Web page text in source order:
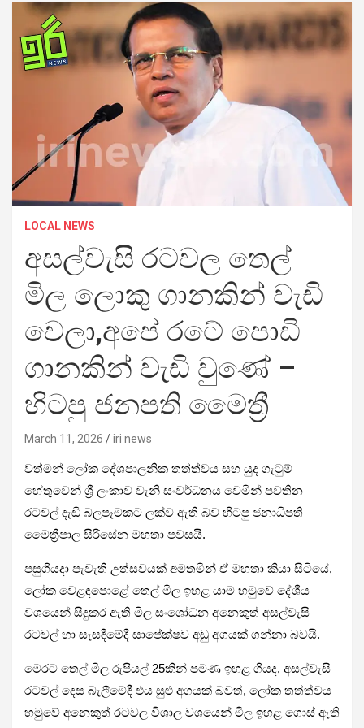
LOCAL NEWS
අසල්වැසි රටවල තෙල්
මිල ලොකු ගානකින් වැඩි
වෙලා,අපේ රටේ පොඩි
ගානකින් වැඩි වුණේ –
හිටපු ජනපති මෛත්‍රී
March 11, 2026 iri news
වත්මන් ලෝක දේශපාලනික තත්ත්වය සහ යුද ගැටුම්
හේතුවෙන් ශ්‍රී ලංකාව වැනි සංවර්ධනය වෙමින් පවතින
රටවල් දැඩි බලපෑමකට ලක්ව ඇති බව හිටපු ජනාධිපති
මෛත්‍රීපාල සිරිසේන මහතා පවසයි.
පසුගියදා පැවැති උත්සවයක් අමතමින් ඒ මහතා කියා සිටියේ,
ලෝක වෙළඳපොළේ තෙල් මිල ඉහළ යාම හමුවේ දේශීය
වශයෙන් සිදුකර ඇති මිල සංශෝධන අනෙකුත් අසල්වැසි
රටවල් හා සැසඳීමේදී සාපේක්ෂව අඩු අගයක් ගන්නා බවයි.
මෙරට තෙල් මිල රුපියල් 25කින් පමණ ඉහළ ගියද, අසල්වැසි
රටවල් දෙස බැලීමේදී එය සුළු අගයක් බවත්, ලෝක තත්ත්වය
හමුවේ අනෙකුත් රටවල විශාල වශයෙන් මිල ඉහළ ගොස් ඇති